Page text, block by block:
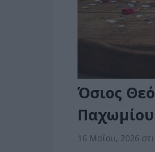
Όσιος
Παχωμίου
16 Μαΐου, 2026